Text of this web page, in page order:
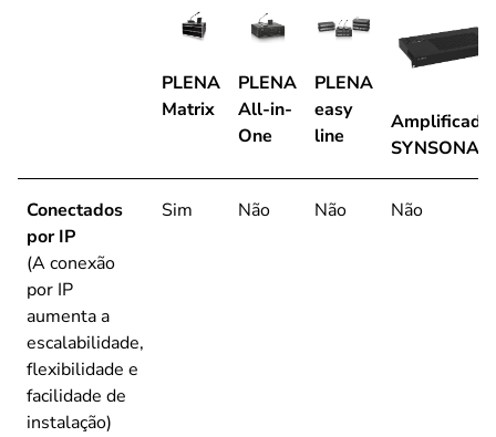
PLENA
Matrix
PLENA
All-in-
One
PLENA
easy
line
SYNSONA
Conectados
por IP
(A conexão
por IP
aumenta a
escalabilidade,
flexibilidade e
facilidade de
instalação)
Sim Não Não Não